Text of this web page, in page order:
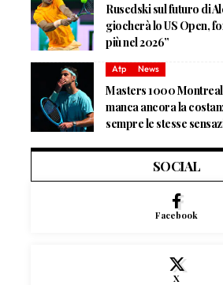
Rusedski sul futuro di
giocherà lo US Open,
più nel 2026”
Atp News
Masters 1000
manca ancora la
sempre le stesse
SOCIAL
Facebook
X